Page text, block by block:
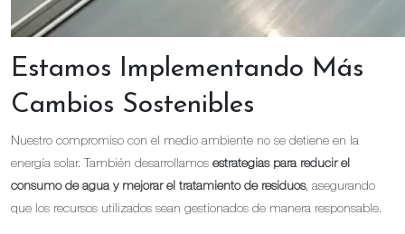
Estamos Implementando Más
Cambios Sostenibles
Nuestro compromiso con el medio ambiente no se detiene en la
energía solar. También desarrollamos estrategias para reducir el
consumo de agua y mejorar el tratamiento de residuos, asegurando
que los recursos utilizados sean gestionados de manera responsable.